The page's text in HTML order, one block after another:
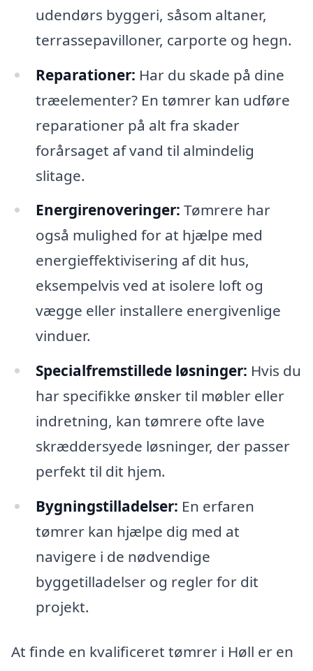
udendørs byggeri, såsom altaner,
terrassepavilloner, carporte og hegn.
Reparationer: Har du skade på dine
træelementer? En tømrer kan udføre
reparationer på alt fra skader
forårsaget af vand til almindelig
slitage.
Energirenoveringer: Tømrere har
også mulighed for at hjælpe med
energieffektivisering af dit hus,
eksempelvis ved at isolere loft og
vægge eller installere energivenlige
vinduer.
Specialfremstillede løsninger: Hvis du
har specifikke ønsker til møbler eller
indretning, kan tømrere ofte lave
skræddersyede løsninger, der passer
perfekt til dit hjem.
Bygningstilladelser: En erfaren
tømrer kan hjælpe dig med at
navigere i de nødvendige
byggetilladelser og regler for dit
projekt.
At finde en kvalificeret tømrer i Høll er en